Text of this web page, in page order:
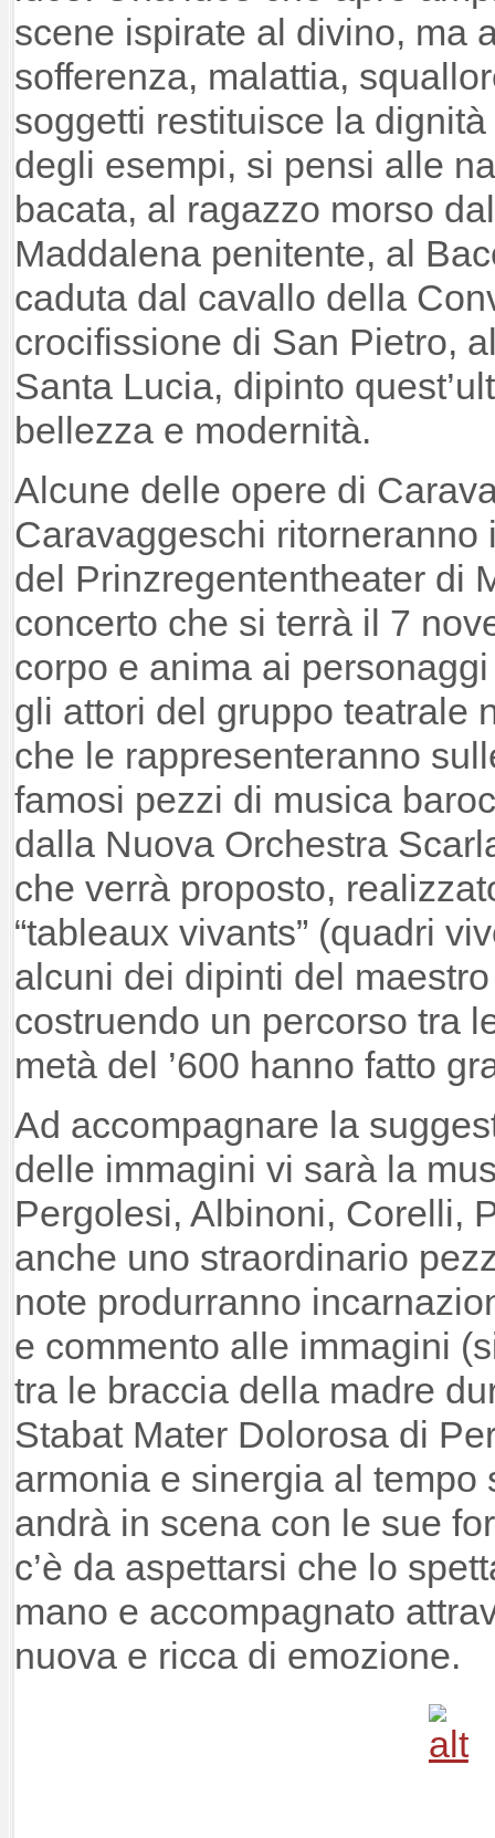
scene ispirate al divino, ma
sofferenza, malattia,
soggetti restituisce la
degli esempi, si pensi alle
bacata, al ragazzo morso
Maddalena penitente, al
caduta dal cavallo della
crocifissione di San Pietro,
Santa Lucia, dipinto
bellezza e modernità.
Alcune delle opere di
Caravaggeschi
del Prinzregententheater di
concerto che si terrà il 7
corpo e anima ai
gli attori del gruppo teatrale
che le rappresenteranno
famosi pezzi di musica
dalla Nuova Orchestra
che verrà proposto,
“tableaux vivants” (quadri
alcuni dei dipinti del
costruendo un percorso tra
metà del ’600 hanno fatto
Ad accompagnare la
delle immagini vi sarà la
Pergolesi, Albinoni, Corelli,
anche uno straordinario
note produrranno
e commento alle immagini
tra le braccia della madre
Stabat Mater Dolorosa di
armonia e sinergia al tempo
andrà in scena con le sue
c’è da aspettarsi che lo
mano e accompagnato
nuova e ricca di emozione.